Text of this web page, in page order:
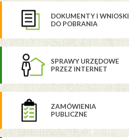
DOKUMENTY I WNIOSKI
DO POBRANIA
SPRAWY URZĘDOWE
PRZEZ INTERNET
ZAMÓWIENIA
PUBLICZNE